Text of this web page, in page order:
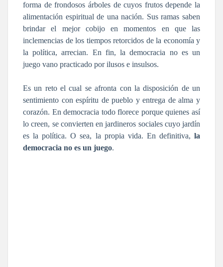
forma de frondosos árboles de cuyos frutos depende la
alimentación espiritual de una nación. Sus ramas saben
brindar el mejor cobijo en momentos en que las
inclemencias de los tiempos retorcidos de la economía y
la política, arrecian. En fin, la democracia no es un
juego vano practicado por ilusos e insulsos.
Es un reto el cual se afronta con la disposición de un
sentimiento con espíritu de pueblo y entrega de alma y
corazón. En democracia todo florece porque quienes así
lo creen, se convierten en jardineros sociales cuyo jardín
es la política. O sea, la propia vida. En definitiva, la
democracia no es un juego.